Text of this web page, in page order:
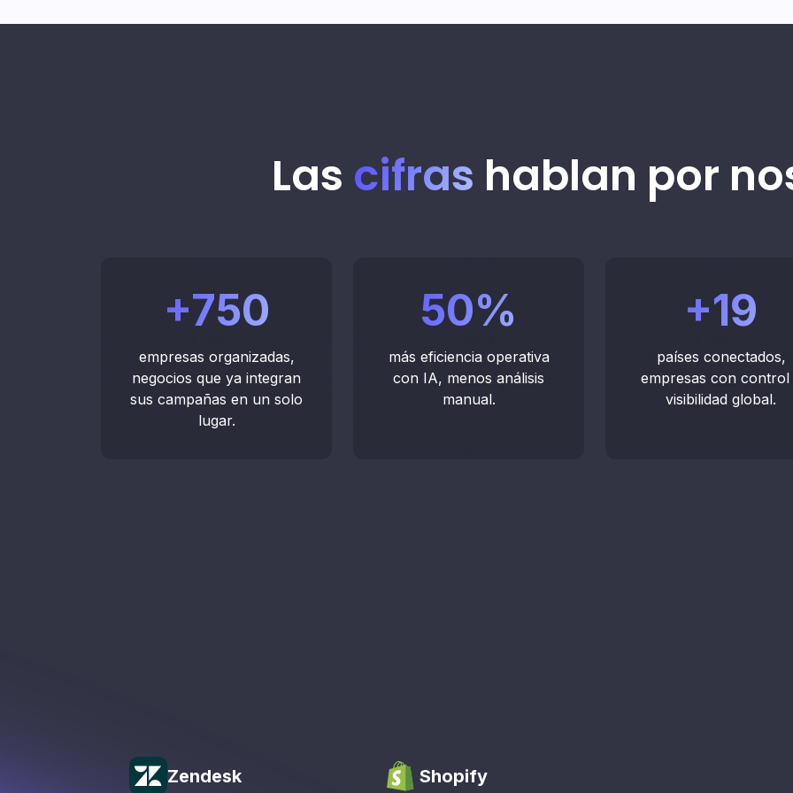
de
Las cifras hablan por
+750
empresas organizadas,
negocios que ya integran
sus campañas en un solo
lugar.
50%
más eficiencia operativa
con IA, menos análisis
manual.
+19
países conectados,
empresas con control
visibilidad global.
Zendesk Shopify